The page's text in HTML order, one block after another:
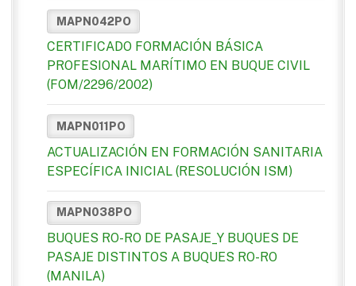
MAPN042PO
CERTIFICADO FORMACIÓN BÁSICA
PROFESIONAL MARÍTIMO EN BUQUE CIVIL
(FOM/2296/2002)
MAPN011PO
ACTUALIZACIÓN EN FORMACIÓN SANITARIA
ESPECÍFICA INICIAL (RESOLUCIÓN ISM)
MAPN038PO
BUQUES RO-RO DE PASAJE_Y BUQUES DE
PASAJE DISTINTOS A BUQUES RO-RO
(MANILA)